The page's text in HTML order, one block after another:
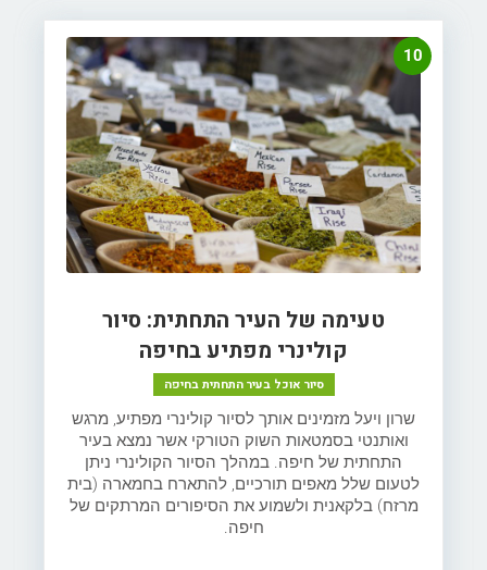
10
טעימה של העיר התחתית: סיור
קולינרי מפתיע בחיפה
סיור אוכל בעיר התחתית בחיפה
שרון ויעל מזמינים אותך לסיור קולינרי מפתיע, מרגש
ואותנטי בסמטאות השוק הטורקי אשר נמצא בעיר
התחתית של חיפה. במהלך הסיור הקולינרי ניתן
לטעום שלל מאפים תורכיים, להתארח בחמארה (בית
מרזח) בלקאנית ולשמוע את הסיפורים המרתקים של
חיפה.